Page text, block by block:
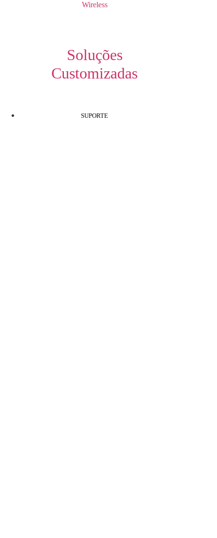
Wireless
Soluções
Customizadas
SUPORTE